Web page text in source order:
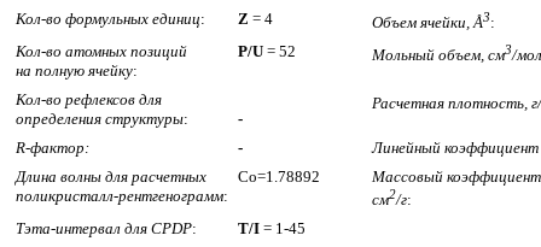
Кол-во формульных единиц: Z = 4 Объем ячейки, Å3:
Кол-во атомных позиций
на полную ячейку:
P/U = 52 Мольный объем, см3/
Кол-во рефлексов для
определения структуры: -
Расчетная плотность,
R-фактор: -
Линейный коэффициент
Длина волны для расчетных
поликристалл-рентгенограмм:
Co=1.78892
Массовый
см2/г:
Тэта-интервал для CPDP: T/I = 1-45